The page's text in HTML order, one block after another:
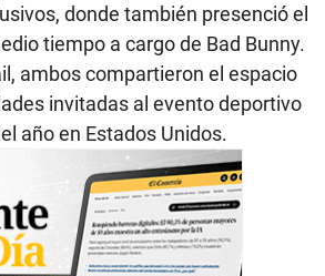
donde también presenció el
tiempo a cargo de Bad Bunny.
ambos compartieron el espacio
invitadas al evento deportivo
año en Estados Unidos.